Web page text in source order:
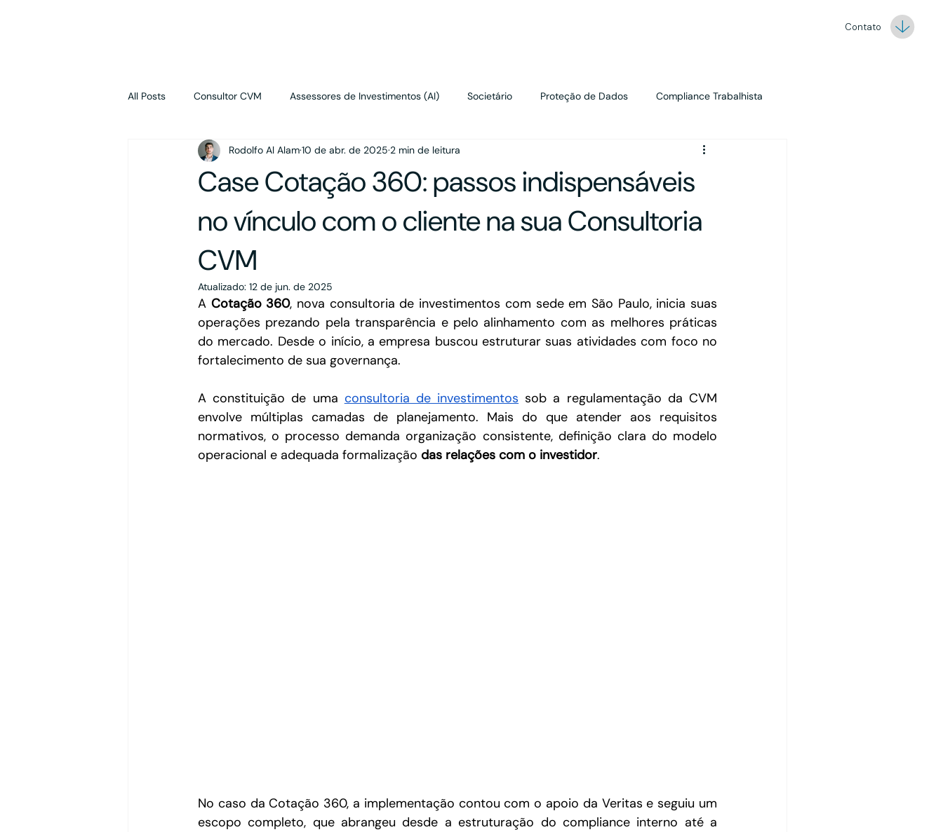
Contato
All Posts Consultor CVM Assessores de Investimentos (AI) Societário Proteção de Dados Compliance Trabalhista
Propriedade Intelectual M&A Contratos Wealth Planning
Contabilidade
Case Cotação 360: passos indispensáveis
no vínculo com o cliente na sua Consultoria
CVM
Rodolfo Al Alam10 de abr. de 2025 2 min de leitura
Atualizado: 12 de jun. de 2025
A Cotação 360, nova consultoria de investimentos com sede em São Paulo, inicia suas
operações prezando pela transparência e pelo alinhamento com as melhores práticas
do mercado. Desde o início, a empresa buscou estruturar suas atividades com foco no
fortalecimento de sua governança.
A constituição de uma consultoria de investimentos sob a regulamentação da CVM
envolve múltiplas camadas de planejamento. Mais do que atender aos requisitos
normativos, o processo demanda organização consistente, definição clara do modelo
operacional e adequada formalização das relações com o investidor.
No caso da Cotação 360, a implementação contou com o apoio da Veritas e seguiu um
escopo completo, que abrangeu desde a estruturação do compliance interno até a